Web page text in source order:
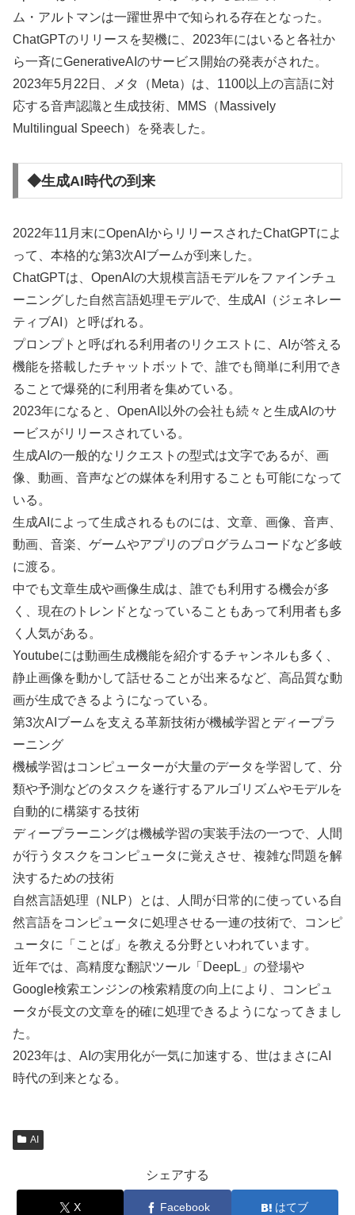
ム・アルトマンは一躍世界中で知られる存在となった。
ChatGPTのリリースを契機に、2023年にはいると各社か
ら一斉にGenerativeAIのサービス開始の発表がされた。
2023年5月22日、メタ（Meta）は、1100以上の言語に対
応する音声認識と生成技術、MMS（Massively
Multilingual Speech）を発表した。
◆生成AI時代の到来
2022年11月末にOpenAIからリリースされたChatGPTによ
って、本格的な第3次AIブームが到来した。
ChatGPTは、OpenAIの大規模言語モデルをファインチュ
ーニングした自然言語処理モデルで、生成AI（ジェネレー
ティブAI）と呼ばれる。
プロンプトと呼ばれる利用者のリクエストに、AIが答える
機能を搭載したチャットボットで、誰でも簡単に利用でき
ることで爆発的に利用者を集めている。
2023年になると、OpenAI以外の会社も続々と生成AIのサ
ービスがリリースされている。
生成AIの一般的なリクエストの型式は文字であるが、画
像、動画、音声などの媒体を利用することも可能になって
いる。
生成AIによって生成されるものには、文章、画像、音声、
動画、音楽、ゲームやアプリのプログラムコードなど多岐
に渡る。
中でも文章生成や画像生成は、誰でも利用する機会が多
く、現在のトレンドとなっていることもあって利用者も多
く人気がある。
Youtubeには動画生成機能を紹介するチャンネルも多く、
静止画像を動かして話せることが出来るなど、高品質な動
画が生成できるようになっている。
第3次AIブームを支える革新技術が機械学習とディープラ
ーニング
機械学習はコンピューターが大量のデータを学習して、分
類や予測などのタスクを遂行するアルゴリズムやモデルを
自動的に構築する技術
ディープラーニングは機械学習の実装手法の一つで、人間
が行うタスクをコンピュータに覚えさせ、複雑な問題を解
決するための技術
自然言語処理（NLP）とは、人間が日常的に使っている自
然言語をコンピュータに処理させる一連の技術で、コンピ
ュータに「ことば」を教える分野といわれています。
近年では、高精度な翻訳ツール「DeepL」の登場や
Google検索エンジンの検索精度の向上により、コンピュ
ータが長文の文章を的確に処理できるようになってきまし
た。
2023年は、AIの実用化が一気に加速する、世はまさにAI
時代の到来となる。
AI
シェアする
X Facebook はてブ